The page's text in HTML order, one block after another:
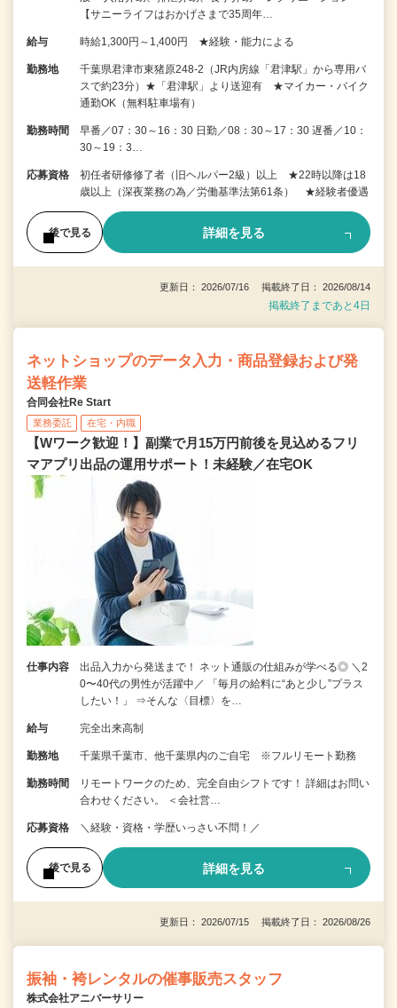
【サニーライフはおかげさまで35周年…
給与 時給1,300円～1,400円 ★経験・能力による
勤務地
千葉県君津市東猪原248-2（JR内房線「君津駅」から専用バ
スで約23分）★「君津駅」より送迎有 ★マイカー・バイク
通勤OK（無料駐車場有）
勤務時間
早番／07：30～16：30 日勤／08：30～17：30 遅番／10：
30～19：3…
応募資格
初任者研修修了者（旧ヘルパー2級）以上 ★22時以降は18
歳以上（深夜業務の為／労働基準法第61条） ★経験者優遇
後で見る 詳細を見る
更新日： 2026/07/16 掲載終了日： 2026/08/14
掲載終了まであと4日
ネットショップのデータ入力・商品登録および発
送軽作業
合同会社Re Start
業務委託 在宅・内職
【Wワーク歓迎！】副業で月15万円前後を見込めるフリ
マアプリ出品の運用サポート！未経験／在宅OK
仕事内容
出品入力から発送まで！ ネット通販の仕組みが学べる◎ ＼2
0〜40代の男性が活躍中／ 「毎月の給料に“あと少し”プラス
したい！」 ⇒そんな〈目標〉を…
給与 完全出来高制
勤務地 千葉県千葉市、他千葉県内のご自宅 ※フルリモート勤務
勤務時間
リモートワークのため、完全自由シフトです！ 詳細はお問い
合わせください。 ＜会社営…
応募資格 ＼経験・資格・学歴いっさい不問！／
後で見る 詳細を見る
更新日： 2026/07/15 掲載終了日： 2026/08/26
振袖・袴レンタルの催事販売スタッフ
株式会社アニバーサリー